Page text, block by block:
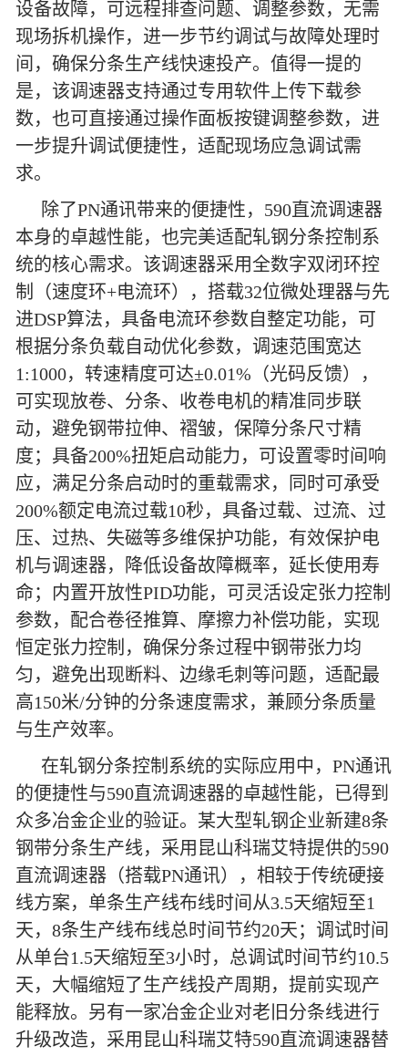
设备故障，可远程排查问题、调整参数，无需
现场拆机操作，进一步节约调试与故障处理时
间，确保分条生产线快速投产。值得一提的
是，该调速器支持通过专用软件上传下载参
数，也可直接通过操作面板按键调整参数，进
一步提升调试便捷性，适配现场应急调试需
求。
除了PN通讯带来的便捷性，590直流调速器
本身的卓越性能，也完美适配轧钢分条控制系
统的核心需求。该调速器采用全数字双闭环控
制（速度环+电流环），搭载32位微处理器与先
进DSP算法，具备电流环参数自整定功能，可
根据分条负载自动优化参数，调速范围宽达
1:1000，转速精度可达±0.01%（光码反馈），
可实现放卷、分条、收卷电机的精准同步联
动，避免钢带拉伸、褶皱，保障分条尺寸精
度；具备200%扭矩启动能力，可设置零时间响
应，满足分条启动时的重载需求，同时可承受
200%额定电流过载10秒，具备过载、过流、过
压、过热、失磁等多维保护功能，有效保护电
机与调速器，降低设备故障概率，延长使用寿
命；内置开放性PID功能，可灵活设定张力控制
参数，配合卷径推算、摩擦力补偿功能，实现
恒定张力控制，确保分条过程中钢带张力均
匀，避免出现断料、边缘毛刺等问题，适配最
高150米/分钟的分条速度需求，兼顾分条质量
与生产效率。
在轧钢分条控制系统的实际应用中，PN通讯
的便捷性与590直流调速器的卓越性能，已得到
众多冶金企业的验证。某大型轧钢企业新建8条
钢带分条生产线，采用昆山科瑞艾特提供的590
直流调速器（搭载PN通讯），相较于传统硬接
线方案，单条生产线布线时间从3.5天缩短至1
天，8条生产线布线总时间节约20天；调试时间
从单台1.5天缩短至3小时，总调试时间节约10.5
天，大幅缩短了生产线投产周期，提前实现产
能释放。另有一家冶金企业对老旧分条线进行
升级改造，采用昆山科瑞艾特590直流调速器替